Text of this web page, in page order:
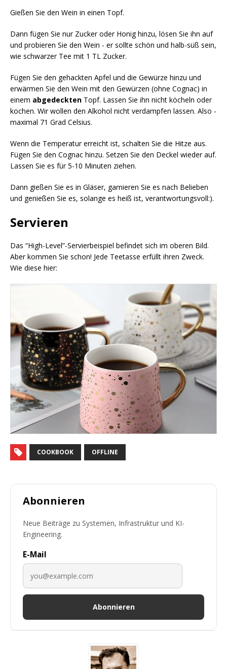
Gießen Sie den Wein in einen Topf.
Dann fügen Sie nur Zucker oder Honig hinzu, lösen Sie ihn auf
und probieren Sie den Wein - er sollte schön und halb-süß sein,
wie schwarzer Tee mit 1 TL Zucker.
Fügen Sie den gehackten Apfel und die Gewürze hinzu und
erwärmen Sie den Wein mit den Gewürzen (ohne Cognac) in
einem abgedeckten Topf. Lassen Sie ihn nicht köcheln oder
kochen. Wir wollen den Alkohol nicht verdampfen lassen. Also -
maximal 71 Grad Celsius.
Wenn die Temperatur erreicht ist, schalten Sie die Hitze aus.
Fügen Sie den Cognac hinzu. Setzen Sie den Deckel wieder auf.
Lassen Sie es für 5-10 Minuten ziehen.
Dann gießen Sie es in Gläser, garnieren Sie es nach Belieben
und genießen Sie es, solange es heiß ist, verantwortungsvoll:).
Servieren
Das “High-Level”-Servierbeispiel befindet sich im oberen Bild.
Aber kommen Sie schon! Jede Teetasse erfüllt ihren Zweck.
Wie diese hier:
COOKBOOK OFFLINE
Abonnieren
Neue Beiträge zu Systemen, Infrastruktur und KI-
Engineering.
E-Mail
Abonnieren